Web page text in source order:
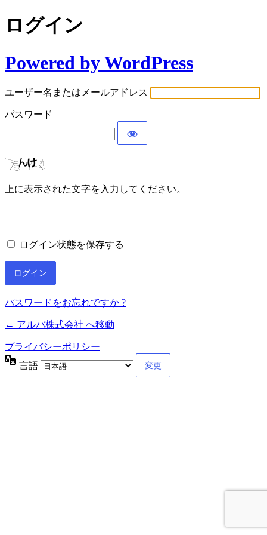
ログイン
Powered by WordPress
ユーザー名またはメールアドレス
パスワード
上に表示された文字を入力してください。
ログイン状態を保存する
パスワードをお忘れですか ?
← アルバ株式会社 へ移動
プライバシーポリシー
言語